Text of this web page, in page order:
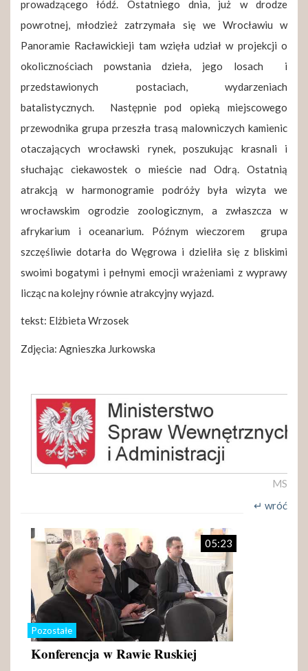
prowadzącego łódź. Ostatniego dnia, już w drodze
powrotnej, młodzież zatrzymała się we Wrocławiu w
Panoramie Racławickieji tam wzięła udział w projekcji o
okolicznościach powstania dzieła, jego losach i
przedstawionych postaciach, wydarzeniach
batalistycznych. Następnie pod opieką miejscowego
przewodnika grupa przeszła trasą malowniczych kamienic
otaczających wrocławski rynek, poszukując krasnali i
słuchając ciekawostek o mieście nad Odrą. Ostatnią
atrakcją w harmonogramie podróży była wizyta we
wrocławskim ogrodzie zoologicznym, a zwłaszcza w
afrykarium i oceanarium. Późnym wieczorem grupa
szczęśliwie dotarła do Węgrowa i dzieliła się z bliskimi
swoimi bogatymi i pełnymi emocji wrażeniami z wyprawy
licząc na kolejny równie atrakcyjny wyjazd.
tekst: Elżbieta Wrzosek
Zdjęcia: Agnieszka Jurkowska
MS
↵ wróć
Pozostałe
05:23
Konferencja w Rawie Ruskiej